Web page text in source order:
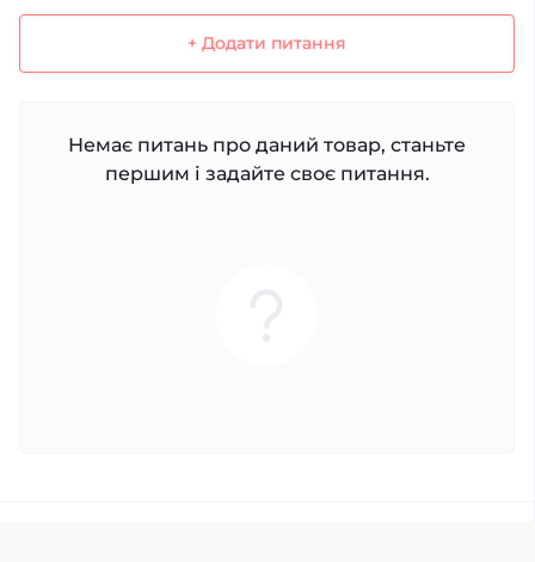
+ Додати питання
Немає питань про даний товар, станьте
першим і задайте своє питання.